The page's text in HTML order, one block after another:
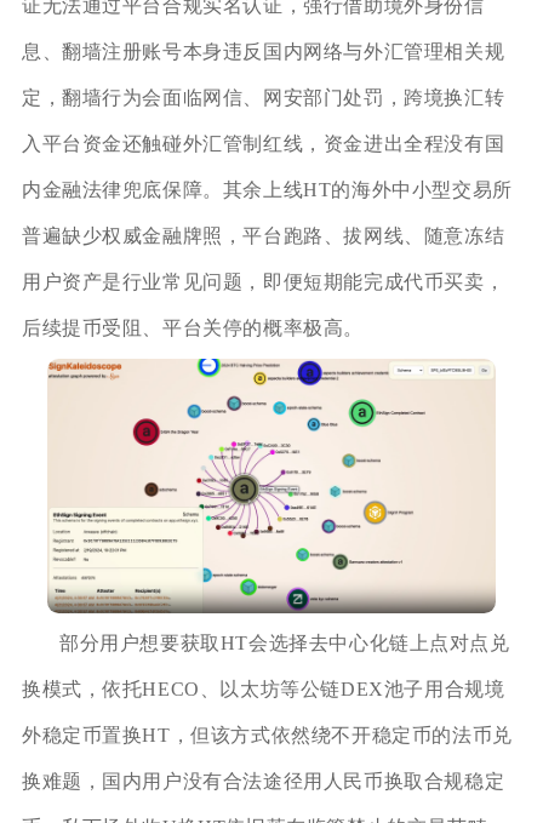
证无法通过平台合规实名认证，强行借助境外身份信
息、翻墙注册账号本身违反国内网络与外汇管理相关规
定，翻墙行为会面临网信、网安部门处罚，跨境换汇转
入平台资金还触碰外汇管制红线，资金进出全程没有国
内金融法律兜底保障。其余上线HT的海外中小型交易所
普遍缺少权威金融牌照，平台跑路、拔网线、随意冻结
用户资产是行业常见问题，即便短期能完成代币买卖，
后续提币受阻、平台关停的概率极高。
部分用户想要获取HT会选择去中心化链上点对点兑
换模式，依托HECO、以太坊等公链DEX池子用合规境
外稳定币置换HT，但该方式依然绕不开稳定币的法币兑
换难题，国内用户没有合法途径用人民币换取合规稳定